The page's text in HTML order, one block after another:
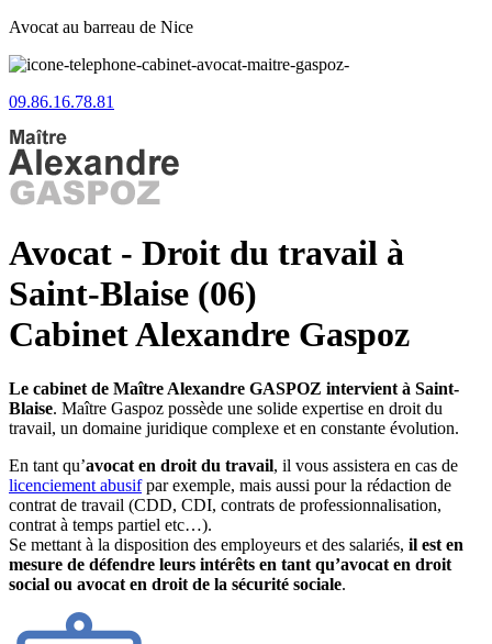
Avocat au barreau de Nice
09.86.16.78.81
Avocat - Droit du travail à
Saint-Blaise (06)
Cabinet Alexandre Gaspoz
Le cabinet de Maître Alexandre GASPOZ intervient à Saint-
Blaise. Maître Gaspoz possède une solide expertise en droit du
travail, un domaine juridique complexe et en constante évolution.
En tant qu’avocat en droit du travail, il vous assistera en cas de
licenciement abusifpar exemple, mais aussi pour la rédaction de
contrat de travail (CDD, CDI, contrats de professionnalisation,
contrat à temps partiel etc…).
Se mettant à la disposition des employeurs et des salariés, il est en
mesure de défendre leurs intérêts en tant qu’avocat en droit
social ou avocat en droit de la sécurité sociale.